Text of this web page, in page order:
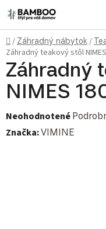
Prejsť na obsah
Domov
/ Záhradný nábytok /
Záhradný teakový stôl
Záhradný
NIMES
Priemerné hodnotenie
Neohodnotené
Značka:VIMINE